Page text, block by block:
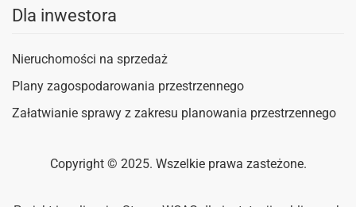
Dla inwestora
Nieruchomości na sprzedaż
Plany zagospodarowania przestrzennego
Załatwianie sprawy z zakresu planowania przestrzennego
Copyright © 2025. Wszelkie prawa zasteżone.